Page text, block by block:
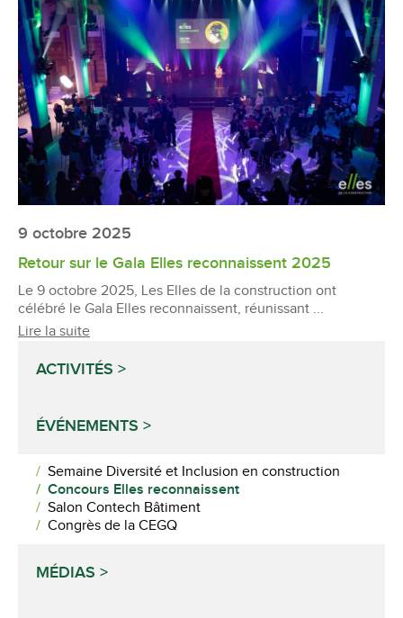
9 octobre 2025
Retour sur le Gala Elles reconnaissent 2025
Le 9 octobre 2025, Les Elles de la construction ont
célébré le Gala Elles reconnaissent, réunissant ...
Lire la suite
ACTIVITÉS
ÉVÉNEMENTS
Semaine Diversité et Inclusion en construction
Concours Elles reconnaissent
Salon Contech Bâtiment
Congrès de la CEGQ
MÉDIAS